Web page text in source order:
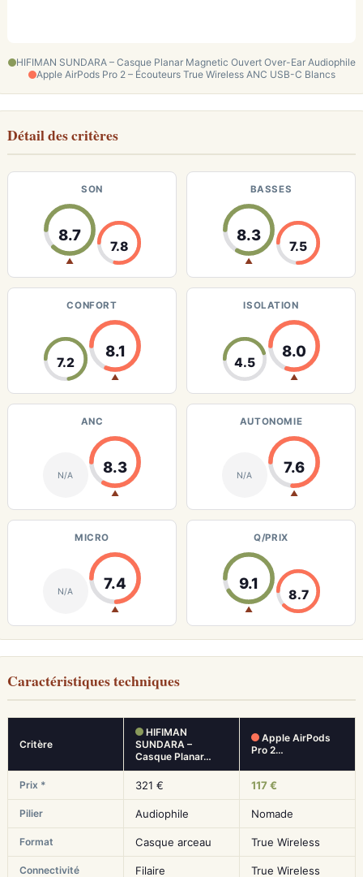
HIFIMAN SUNDARA – Casque Planar Magnetic Ouvert Over-Ear Audiophile
Apple AirPods Pro 2 – Écouteurs True Wireless ANC USB-C Blancs
Détail des critères
SON
8.7
▲
7.8
BASSES
8.3
▲
7.5
CONFORT
7.2
8.1
▲
ISOLATION
4.5
8.0
▲
ANC
N/A 8.3
▲
AUTONOMIE
N/A 7.6
▲
MICRO
N/A 7.4
▲
Q/PRIX
9.1
▲
8.7
Caractéristiques techniques
Critère
HIFIMAN
SUNDARA –
Casque Planar…
Apple AirPods
Pro 2…
Prix * 321 € 117 €
Pilier Audiophile Nomade
Format Casque arceau True Wireless
Connectivité Filaire True Wireless